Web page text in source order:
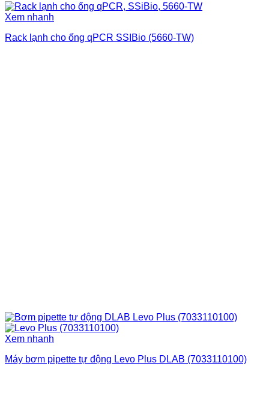
Xem nhanh
Rack lạnh cho ống qPCR SSIBio (5660-TW)
Xem nhanh
Máy bơm pipette tự động Levo Plus DLAB (7033110100)